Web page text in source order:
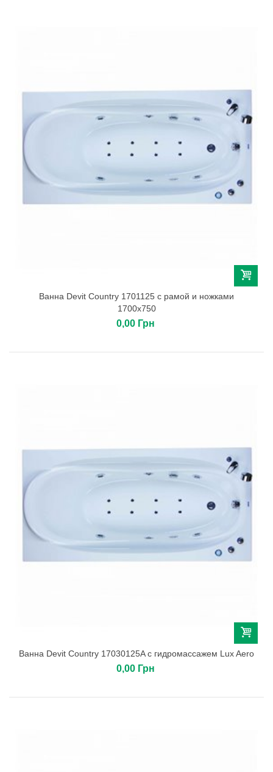
Ванна Devit Country 1701125 с рамой и ножками
1700х750
0,00 Грн
Ванна Devit Country 17030125A с гидромассажем Lux Aero
0,00 Грн